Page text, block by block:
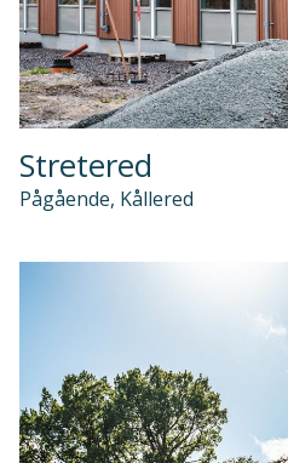
Stretered
Pågående, Kållered